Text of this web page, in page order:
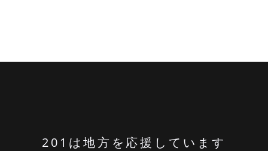
201は地方を応援しています